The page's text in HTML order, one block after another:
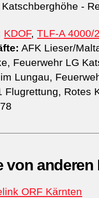
Katschberghöhe -
KDOF,TLF-A 4000/2
AFK Lieser/
Feuerwehr LG
Lungau,
Flugrettung, Rotes
von anderen
ORF Kärnten